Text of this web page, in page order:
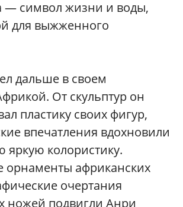
— символ жизни и воды,
для выжженного
дальше в своем
От скульптур он
пластику своих фигур,
впечатления вдохновили
яркую колористику.
орнаменты африканских
очертания
ножей подвигли Анри